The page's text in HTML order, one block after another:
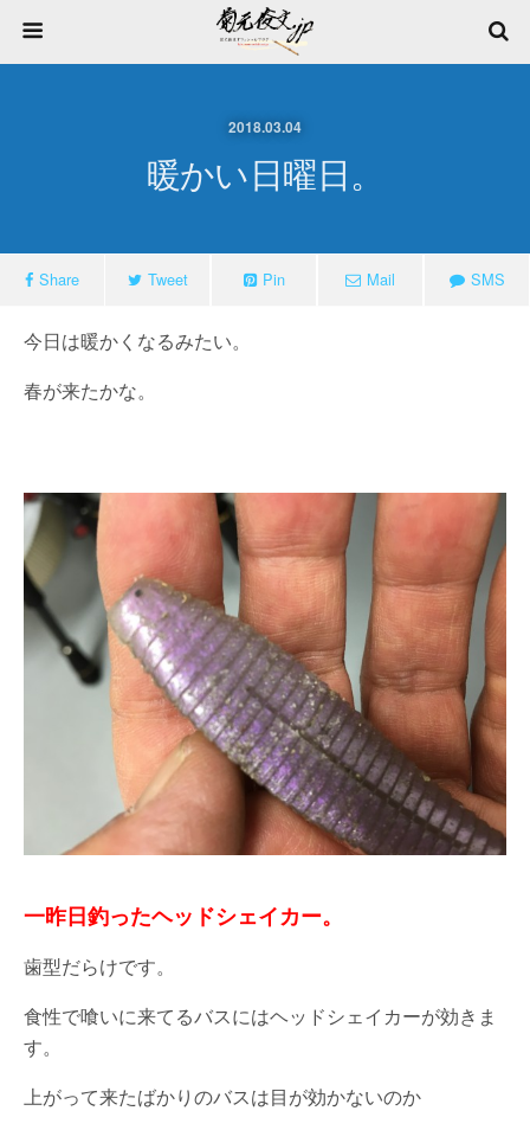
2018.03.04
暖かい日曜日。
Share Tweet Pin Mail SMS
今日は暖かくなるみたい。
春が来たかな。
一昨日釣ったヘッドシェイカー。
歯型だらけです。
食性で喰いに来てるバスにはヘッドシェイカーが効きま
す。
上がって来たばかりのバスは目が効かないのか